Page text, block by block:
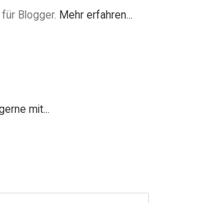
Blogger. Mehr erfahren...
mit...